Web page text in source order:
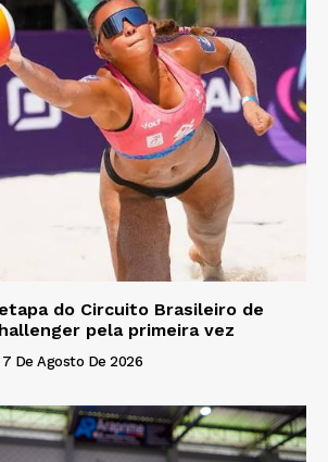
do Circuito Brasileiro de
pela primeira vez
7 De Agosto De 2026